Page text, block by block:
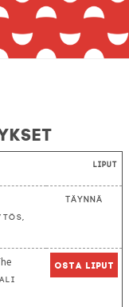
Liput
Täynnä
Osta liput